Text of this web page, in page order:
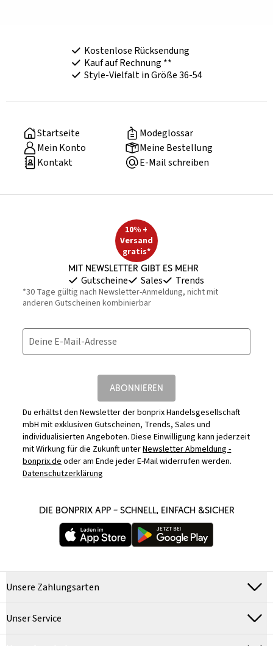
Kostenlose Rücksendung
Kauf auf Rechnung **
Style-Vielfalt in Größe 36-54
Startseite
Modeglossar
Mein Konto
Meine Bestellung
Kontakt
E-Mail schreiben
10% +
Versand
gratis*
Mit Newsletter gibt es mehr
Gutscheine Sales Trends
*30 Tage gültig nach Newsletter-Anmeldung, nicht mit
anderen Gutscheinen kombinierbar
Deine E-Mail-Adresse
ABONNIEREN
Du erhältst den Newsletter der bonprix Handelsgesellschaft
mbH mit exklusiven Gutscheinen, Trends, Sales und
individualisierten Angeboten. Diese Einwilligung kann jederzeit
mit Wirkung für die Zukunft unterNewsletter Abmeldung -
bonprix.deoder am Ende jeder E-Mail widerrufen werden.
Datenschutzerklärung
DIE BONPRIX APP – SCHNELL, EINFACH &SICHER
Unsere Zahlungsarten
Unser Service